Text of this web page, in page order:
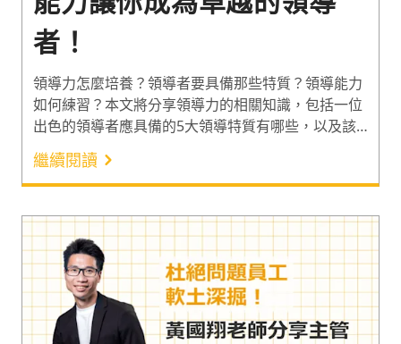
者！
領導力怎麼培養？領導者要具備那些特質？領導能力
如何練習？本文將分享領導力的相關知識，包括一位
出色的領導者應具備的5大領導特質有哪些，以及該
如何掌握領導能力。並在文末推薦全方位的領導力課
程給您！
繼續閱讀